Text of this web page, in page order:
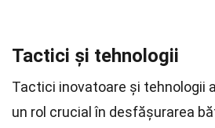
Tactici și tehnologii
Tactici inovatoare și tehnologii
un rol crucial în desfășurarea